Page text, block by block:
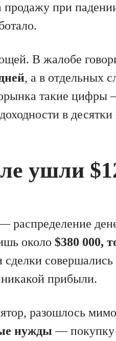
продажу при
В жалобе
, а в отдельных
такие цифры
в
ушли
распределение
около $380 000,
сделки
прибыли.
разошлось
нужды — покупку